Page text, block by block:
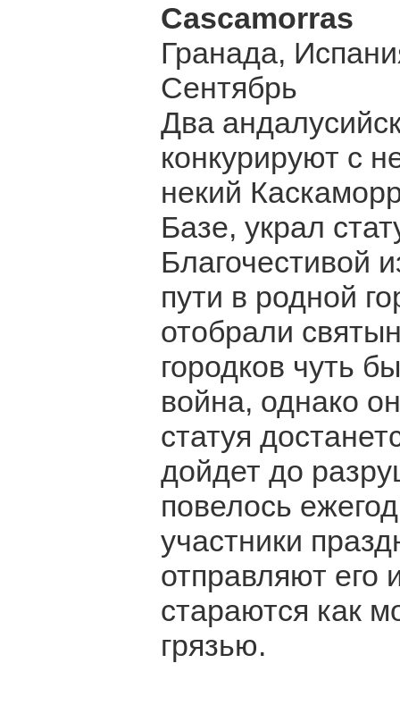
Cascamorras
Гранада,
Сентябрь
Два
конкурируют с
некий
Базе, украл
Благочестивой
пути в родной
отобрали
городков чуть
война, однако
статуя
дойдет до
повелось
участники
отправляют его
стараются как
грязью.